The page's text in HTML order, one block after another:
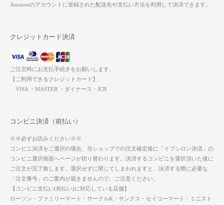
Amazonのアカウントに登録された配送先や支払い方法を利用して決済できます。
クレジットカード決済
ご注文時にお支払手続きをお願いします。
【ご利用できるクレジットカード】
VISA ・MASTER ・ダイナース・JCB
コンビニ決済（前払い）
※※必ずお読みください※※
コンビニ決済をご選択の場合、当ショップでの注文確定後に「イプシロン決済」の
コンビニ選択画面へページが切り替わります。決済するコンビニを選択頂いた後に
ご注文が完了致します。選択せずに閉じてしまわれますと、決済する際に必要な
「注文番号」のご案内が届きませんので、ご注意ください。
【コンビニ支払い(前払い)に対応している店舗】
ローソン・ファミリーマート・サークルK・サンクス・セイコーマート・ミニスト